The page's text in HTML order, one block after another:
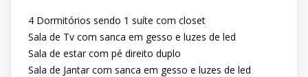
4 Dormitórios sendo 1 suíte com closet
Sala de Tv com sanca em gesso e luzes de led
Sala de estar com pé direito duplo
Sala de Jantar com sanca em gesso e luzes de led